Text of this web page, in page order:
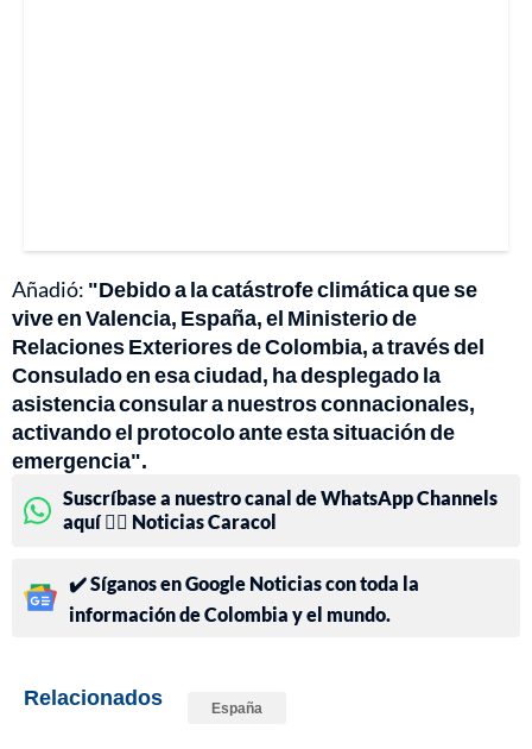
Añadió: "Debido a la catástrofe climática que se
vive en Valencia, España, el Ministerio de
Relaciones Exteriores de Colombia, a través del
Consulado en esa ciudad, ha desplegado la
asistencia consular a nuestros connacionales,
activando el protocolo ante esta situación de
emergencia".
Suscríbase a nuestro canal de WhatsApp Channels
aquí 👉🏻 Noticias Caracol
✔️ Síganos en Google Noticias con toda la
información de Colombia y el mundo.
Relacionados España